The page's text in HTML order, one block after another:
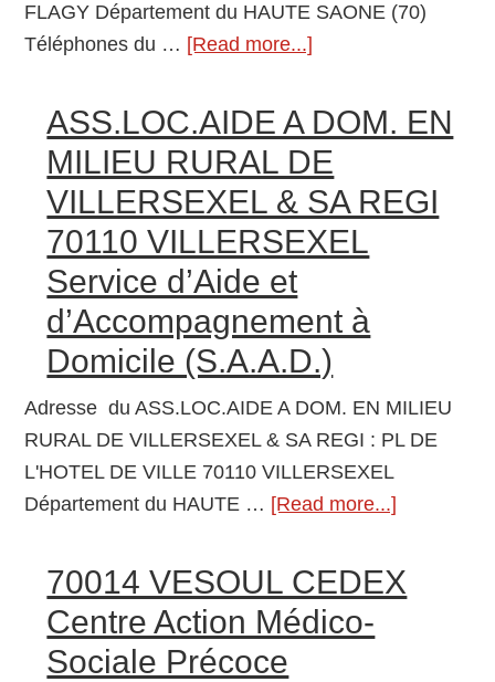
FLAGY Département du HAUTE SAONE (70)
Téléphones du … [Read more...]
LOCALE
D’AIDE
A
DOM.
EN
“DES
MOULIN
70000
FLAGY
Service
d’Aide
à
Domicile
ASS.LOC.AIDE A DOM. EN
MILIEU RURAL DE
VILLERSEXEL & SA REGI
70110 VILLERSEXEL
Service d’Aide et
d’Accompagnement à
Domicile (S.A.A.D.)
Adresse du ASS.LOC.AIDE A DOM. EN MILIEU
RURAL DE VILLERSEXEL & SA REGI : PL DE
L'HOTEL DE VILLE 70110 VILLERSEXEL
Département du HAUTE … [Read more...]
A
DOM.
70014 VESOUL CEDEX
Centre Action Médico-
Sociale Précoce